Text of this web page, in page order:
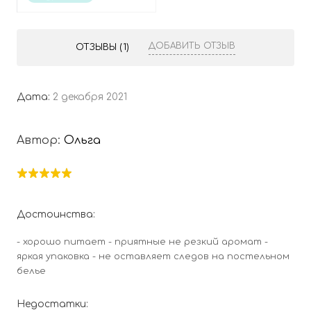
ОТЗЫВЫ (1) ДОБАВИТЬ ОТЗЫВ
Дата: 2 декабря 2021
Автор: Ольга
Достоинства:
- хорошо питает - приятные не резкий аромат -
яркая упаковка - не оставляет следов на постельном
белье
Недостатки: